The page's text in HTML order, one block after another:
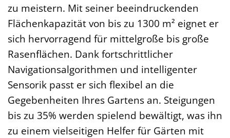
zu meistern. Mit seiner beeindruckenden
Flächenkapazität von bis zu 1300 m² eignet er
sich hervorragend für mittelgroße bis große
Rasenflächen. Dank fortschrittlicher
Navigationsalgorithmen und intelligenter
Sensorik passt er sich flexibel an die
Gegebenheiten Ihres Gartens an. Steigungen
bis zu 35% werden spielend bewältigt, was ihn
zu einem vielseitigen Helfer für Gärten mit